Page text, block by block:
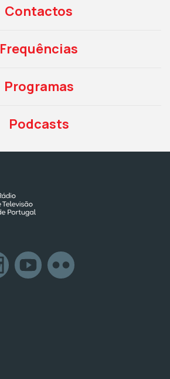
Contactos
Frequências
Programas
Podcasts